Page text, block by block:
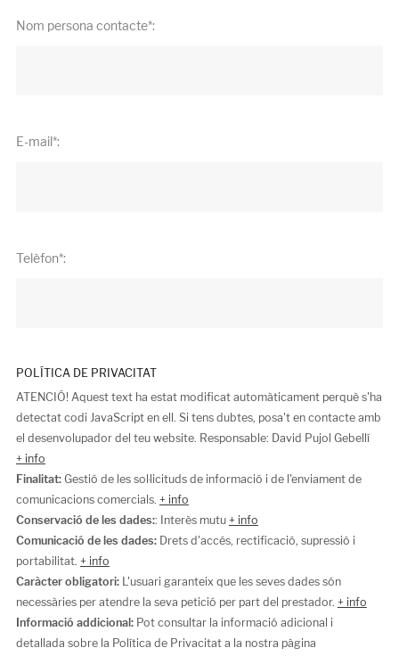
Nom persona contacte*:
E-mail*:
Telèfon*:
POLÍTICA DE PRIVACITAT
ATENCIÓ! Aquest text ha estat modificat automàticament perquè s'ha
detectat codi JavaScript en ell. Si tens dubtes, posa't en contacte amb
el desenvolupador del teu website. Responsable: David Pujol Gebellí
+ info
Finalitat:Gestió de les sol·licituds de informació i de l'enviament de
comunicacions comercials. + info
Conservació de les dades:: Interès mutu + info
Comunicació de les dades:Drets d'accés, rectificació, supressió i
portabilitat. + info
Caràcter obligatori:L'usuari garanteix que les seves dades són
necessàries per atendre la seva petició per part del prestador. + info
Informació addicional:Pot consultar la informació adicional i
detallada sobre la Política de Privacitat a la nostra pàgina